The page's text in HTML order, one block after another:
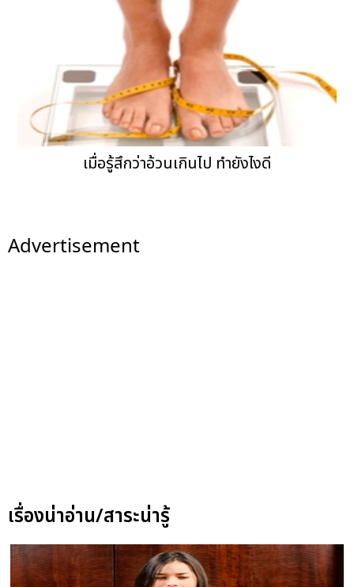
เมื่อรู้สึกว่าอ้วนเกินไป ทำยังไงดี
Advertisement
เรื่องน่าอ่าน/สาระน่ารู้